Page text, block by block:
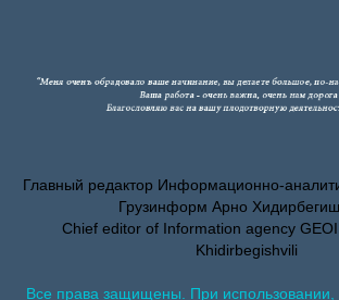
Главный редактор Информационно-
Грузинформ Арно
Chief editor of Information agency
Khidirbegishvili
Все права защищены. При использовании,